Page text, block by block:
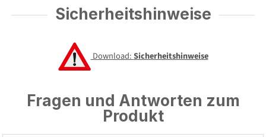
Sicherheitshinweise
Download:Sicherheitshinweise
Fragen und Antworten zum
Produkt